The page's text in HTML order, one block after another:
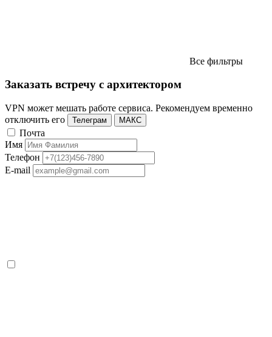
Все фильтры
Заказать встречу с архитектором
VPN может мешать работе сервиса. Рекомендуем временно
отключить его
Телеграм МАКС
Почта
Имя
Телефон
E-mail